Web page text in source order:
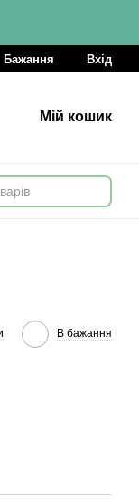
Бажання Вхід
Мій кошик
В бажання